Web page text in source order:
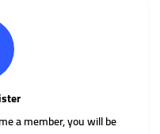
a member, you will be